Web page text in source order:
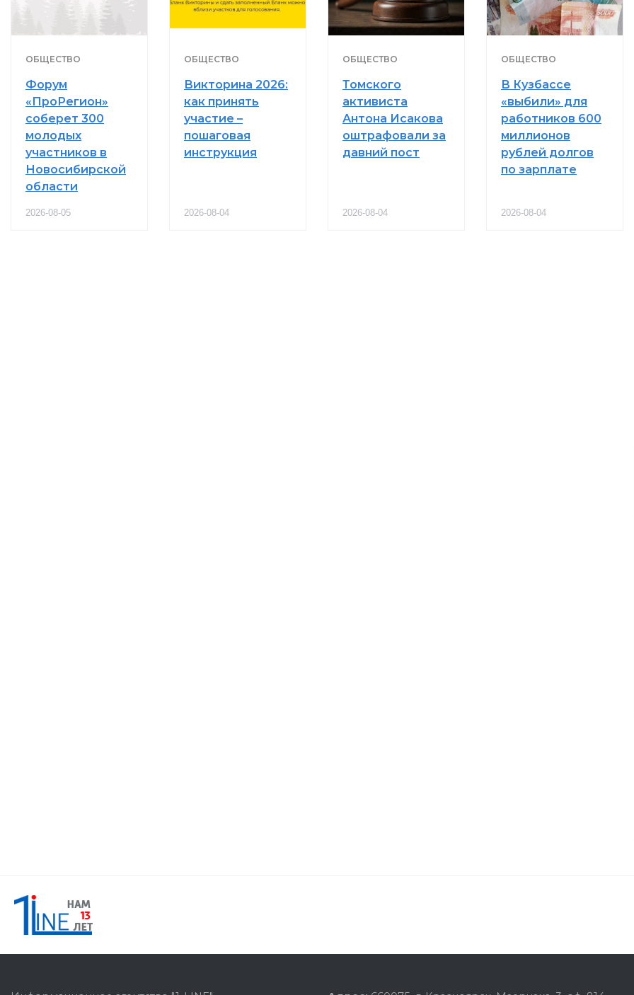
ОБЩЕСТВО
Форум
«ПроРегион»
соберет 300
молодых
участников в
Новосибирской
области
2026-08-05
ОБЩЕСТВО
Викторина 2026:
как принять
участие –
пошаговая
инструкция
2026-08-04
ОБЩЕСТВО
Томского
активиста
Антона Исакова
оштрафовали за
давний пост
2026-08-04
ОБЩЕСТВО
В Кузбассе
«выбили» для
работников 600
миллионов
рублей долгов
по зарплате
2026-08-04